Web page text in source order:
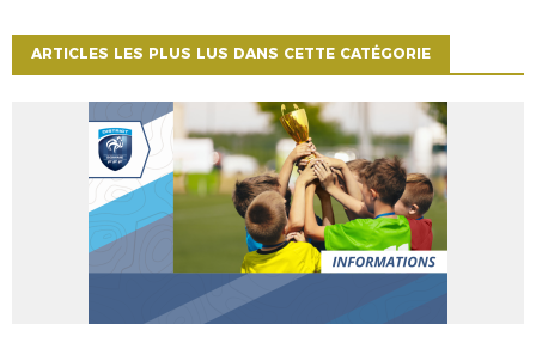
ARTICLES LES PLUS LUS DANS CETTE CATÉGORIE